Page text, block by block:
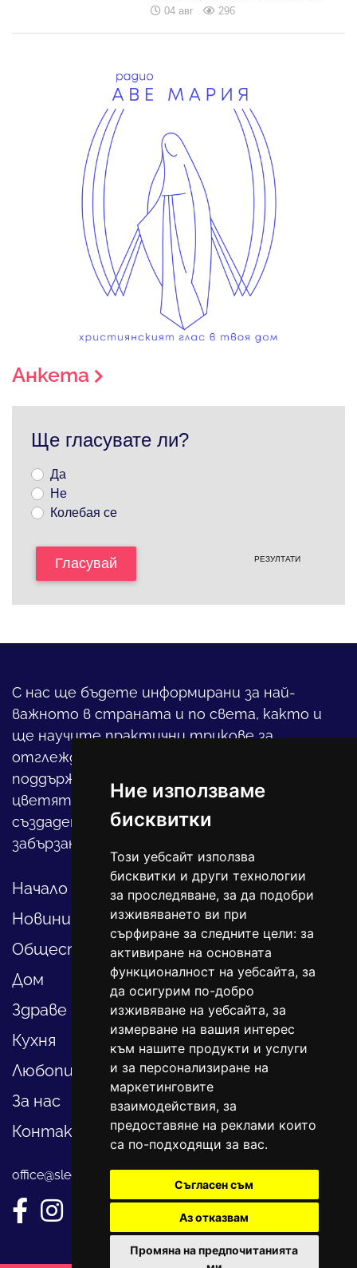
Ние използваме
бисквитки
Този уебсайт използва
бисквитки и други технологии
за проследяване, за да подобри
изживяването ви при
сърфиране за следните цели: за
активиране на основната
функционалност на уебсайта, за
да осигурим по-добро
изживяване на уебсайта, за
измерване на вашия интерес
към нашите продукти и услуги
и за персонализиране на
маркетинговите
взаимодействия, за
предоставяне на реклами които
са по-подходящи за вас.
Съгласен съм
Аз отказвам
Промяна на предпочитанията
04 авг 296
Анкета
Ще гласувате ли?
Да
Не
Колебая се
Гласувай РЕЗУЛТАТИ
С нас ще бъдете информирани за най-
важното в страната и по света, както и
ще научите практични трикове за
отглеждането на детето, за
поддържането на дома и градината,
цветята, интериора и, въобще, как да
създадете своя уютен оазис в този така
забързан свят.
Начало
Новини
Общество
Дом
Здраве
Кухня
Любопитно
За нас
Контакти
office@sledvayme.net